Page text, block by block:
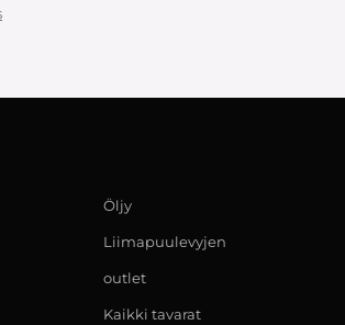
Öljy
Liimapuulevyjen
outlet
Kaikki tavarat